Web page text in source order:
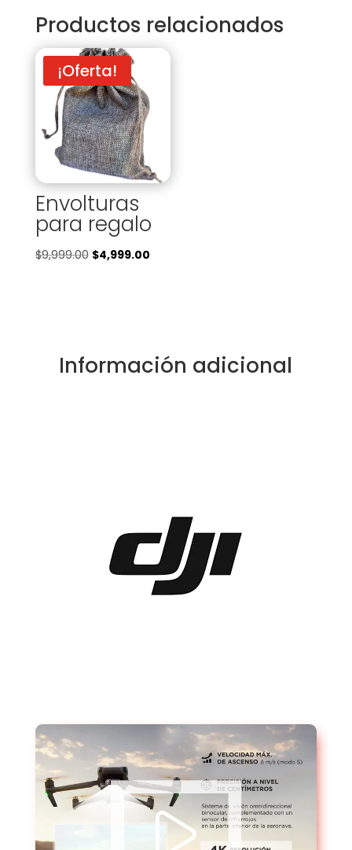
Productos relacionados
¡Oferta!
Envolturas
para regalo
$9,999.00 El
$4,999.00El
Información adicional